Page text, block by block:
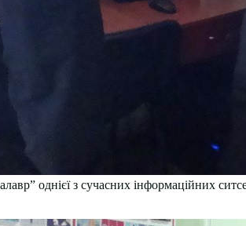
однієї з сучасних інформаційних